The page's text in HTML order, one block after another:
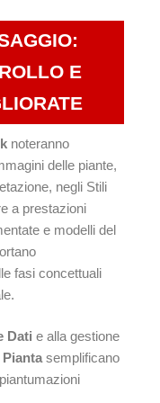
E
noteranno
delle piante,
negli Stili
a prestazioni
e modelli del
fasi concettuali
Dati e alla gestione
semplificano